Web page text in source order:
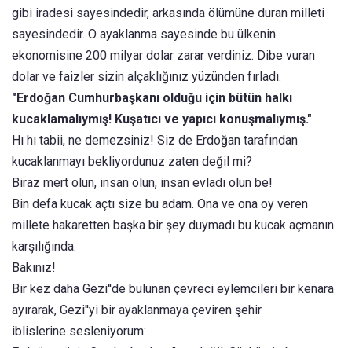
gibi iradesi sayesindedir, arkasında ölümüne duran milleti
sayesindedir. O ayaklanma sayesinde bu ülkenin
ekonomisine 200 milyar dolar zarar verdiniz. Dibe vuran
dolar ve faizler sizin alçaklığınız yüzünden fırladı.
"Erdoğan Cumhurbaşkanı olduğu için bütün halkı
kucaklamalıymış! Kuşatıcı ve yapıcı konuşmalıymış."
Hı hı tabii, ne demezsiniz! Siz de Erdoğan tarafından
kucaklanmayı bekliyordunuz zaten değil mi?
Biraz mert olun, insan olun, insan evladı olun be!
Bin defa kucak açtı size bu adam. Ona ve ona oy veren
millete hakaretten başka bir şey duymadı bu kucak açmanın
karşılığında.
Bakınız!
Bir kez daha Gezi''de bulunan çevreci eylemcileri bir kenara
ayırarak, Gezi''yi bir ayaklanmaya çeviren şehir
iblislerine sesleniyorum: